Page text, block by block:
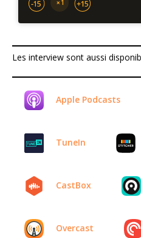
Les interview sont aussi
Apple Podcasts
TuneIn
CastBox
Overcast